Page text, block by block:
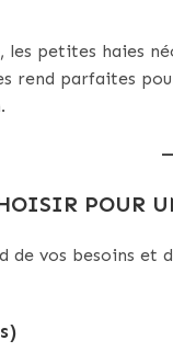
les petites haies
rend parfaites
POUR
de vos besoins et